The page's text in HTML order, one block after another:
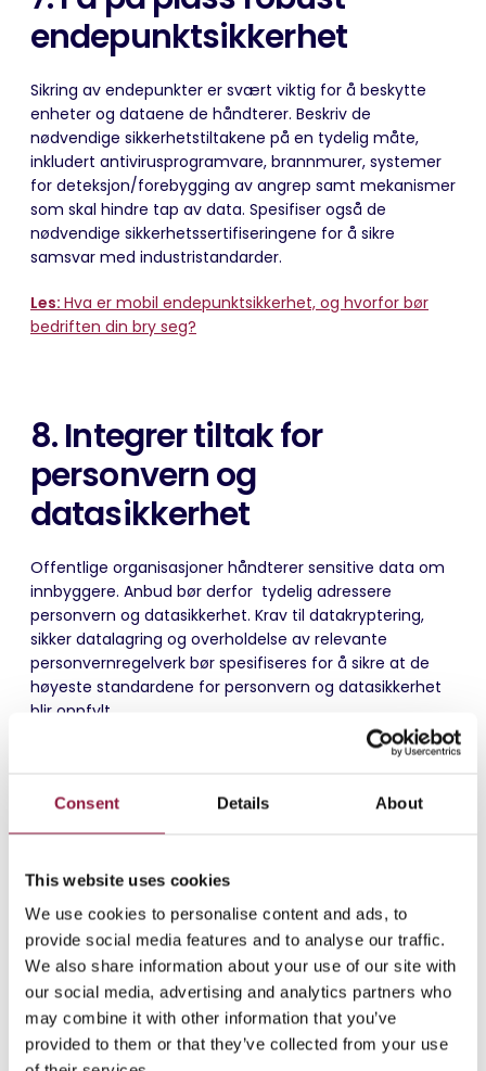
Consent Details About
This website uses cookies
We use cookies to personalise content and ads, to
provide social media features and to analyse our traffic.
We also share information about your use of our site with
our social media, advertising and analytics partners who
may combine it with other information that you’ve
provided to them or that they’ve collected from your use
endepunktsikkerhet
Sikring av endepunkter er svært viktig for å beskytte
enheter og dataene de håndterer. Beskriv de
nødvendige sikkerhetstiltakene på en tydelig måte,
inkludert antivirusprogramvare, brannmurer, systemer
for deteksjon/forebygging av angrep samt mekanismer
som skal hindre tap av data. Spesifiser også de
nødvendige sikkerhetssertifiseringene for å sikre
samsvar med industristandarder.
Les: Hva er mobil endepunktsikkerhet, og hvorfor bør
bedriften din bry seg?
8. Integrertiltak for
personvern og
datasikkerhet
Offentlige organisasjoner håndterer sensitive data om
innbyggere. Anbud bør derfor tydelig adressere
personvern og datasikkerhet. Krav til datakryptering,
sikker datalagring og overholdelse av relevante
personvernregelverk bør spesifiseres for å sikre at de
høyeste standardene for personvern og datasikkerhet
blir oppfylt.